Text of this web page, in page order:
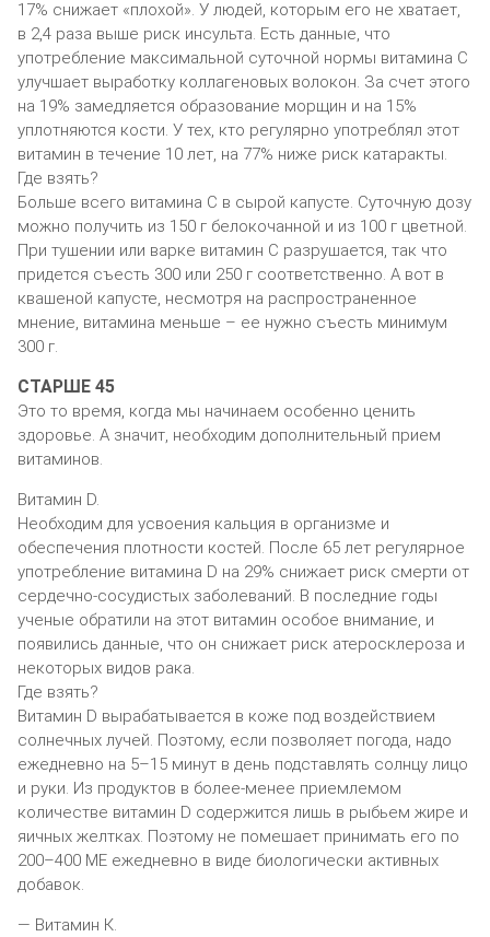
17% снижает «плохой». У людей, которым его не хватает,
в 2,4 раза выше риск инсульта. Есть данные, что
употребление максимальной суточной нормы витамина С
улучшает выработку коллагеновых волокон. За счет этого
на 19% замедляется образование морщин и на 15%
уплотняются кости. У тех, кто регулярно употреблял этот
витамин в течение 10 лет, на 77% ниже риск катаракты.
Где взять?
Больше всего витамина С в сырой капусте. Суточную дозу
можно получить из 150 г белокочанной и из 100 г цветной.
При тушении или варке витамин С разрушается, так что
придется съесть 300 или 250 г соответственно. А вот в
квашеной капусте, несмотря на распространенное
мнение, витамина меньше – ее нужно съесть минимум
300 г.
СТАРШЕ 45
Это то время, когда мы начинаем особенно ценить
здоровье. А значит, необходим дополнительный прием
витаминов.
Витамин D.
Необходим для усвоения кальция в организме и
обеспечения плотности костей. После 65 лет регулярное
употребление витамина D на 29% снижает риск смерти от
сердечно-сосудистых заболеваний. В последние годы
ученые обратили на этот витамин особое внимание, и
появились данные, что он снижает риск атеросклероза и
некоторых видов рака.
Где взять?
Витамин D вырабатывается в коже под воздействием
солнечных лучей. Поэтому, если позволяет погода, надо
ежедневно на 5–15 минут в день подставлять солнцу лицо
и руки. Из продуктов в более-менее приемлемом
количестве витамин D содержится лишь в рыбьем жире и
яичных желтках. Поэтому не помешает принимать его по
200–400 МЕ ежедневно в виде биологически активных
добавок.
— Витамин К.